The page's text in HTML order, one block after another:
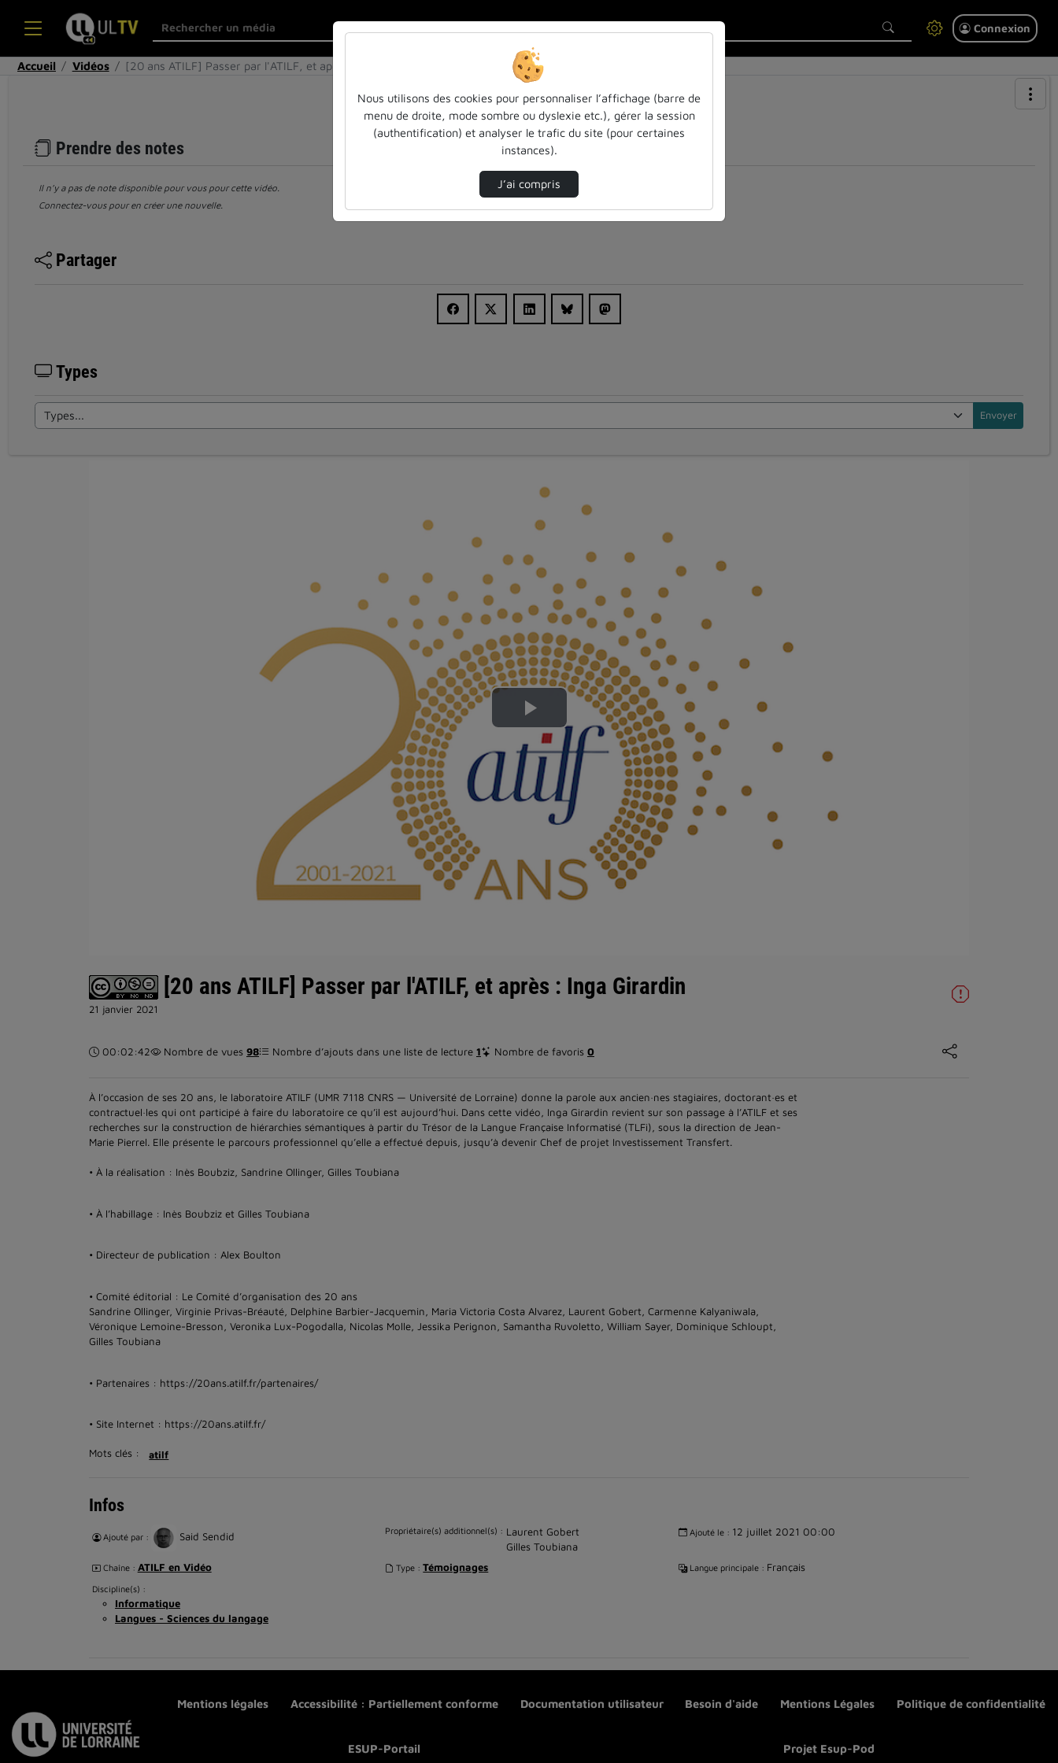
Connexion
Accueil Vidéos [20 ans ATILF] Passer par l'ATILF, et après …
Prendre des notes
Il n’y a pas de note disponible pour vous pour cette vidéo.
Connectez-vous pour en créer une nouvelle.
Partager
Types
Lire
la
vidéo
[20 ans ATILF] Passer par l'ATILF, et après : Inga Girardin
21 janvier 2021
Durée :
00:02:42 Nombre de vues 98 Nombre d’ajouts dans une liste de lecture 1 Nombre de favoris 0
À l’occasion de ses 20 ans, le laboratoire ATILF (UMR 7118 CNRS — Université de Lorraine) donne la parole aux ancien·nes stagiaires, doctorant·es et
contractuel·les qui ont participé à faire du laboratoire ce qu’il est aujourd’hui. Dans cette vidéo, Inga Girardin revient sur son passage à l’ATILF et ses
recherches sur la construction de hiérarchies sémantiques à partir du Trésor de la Langue Française Informatisé (TLFi), sous la direction de Jean-
Marie Pierrel. Elle présente le parcours professionnel qu’elle a effectué depuis, jusqu’à devenir Chef de projet Investissement Transfert.
• À la réalisation : Inès Boubziz, Sandrine Ollinger, Gilles Toubiana
• À l’habillage : Inès Boubziz et Gilles Toubiana
• Directeur de publication : Alex Boulton
• Comité éditorial : Le Comité d’organisation des 20 ans
Sandrine Ollinger, Virginie Privas-Bréauté, Delphine Barbier-Jacquemin, Maria Victoria Costa Alvarez, Laurent Gobert, Carmenne Kalyaniwala,
Véronique Lemoine-Bresson, Veronika Lux-Pogodalla, Nicolas Molle, Jessika Perignon, Samantha Ruvoletto, William Sayer, Dominique Schloupt,
Gilles Toubiana
• Partenaires : https://20ans.atilf.fr/partenaires/
• Site Internet : https://20ans.atilf.fr/
Mots clés : atilf
Infos
Ajouté par : Said Sendid Propriétaire(s) additionnel(s) : Laurent Gobert
Gilles Toubiana
Ajouté le : 12 juillet 2021 00:00
Chaîne : ATILF en Vidéo Type :Témoignages Langue principale : Français
Discipline(s) :
Informatique
Langues - Sciences du langage
Mentions légales Accessibilité : Partiellement conforme Documentation utilisateur Besoin d'aide Mentions Légales Politique de confidentialité
ESUP-Portail Projet Esup-Pod
Nous utilisons des cookies pour personnaliser l’affichage (barre de
menu de droite, mode sombre ou dyslexie etc.), gérer la session
(authentification) et analyser le trafic du site (pour certaines
instances).
J’ai compris